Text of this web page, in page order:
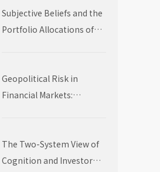
Subjective Beliefs and the
Portfolio Allocations of
Geopolitical Risk in
Financial Markets:
The Two-System View of
Cognition and Investor